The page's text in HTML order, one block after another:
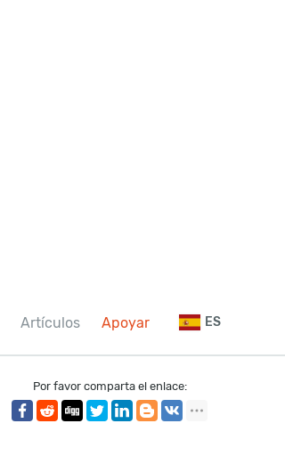
Artículos Apoyar ES
Por favor comparta el enlace: